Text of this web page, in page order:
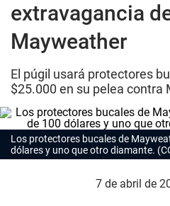
extravagancia
Mayweather
El púgil usará protectores
$25.000 en su pelea contra
Los protectores bucales de
dólares y uno que otro diamante.
7 de abril de